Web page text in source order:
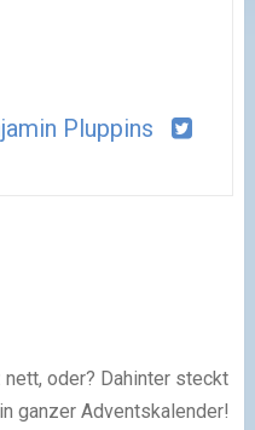
Pluppins
oder? Dahinter steckt
ganzer Adventskalender!